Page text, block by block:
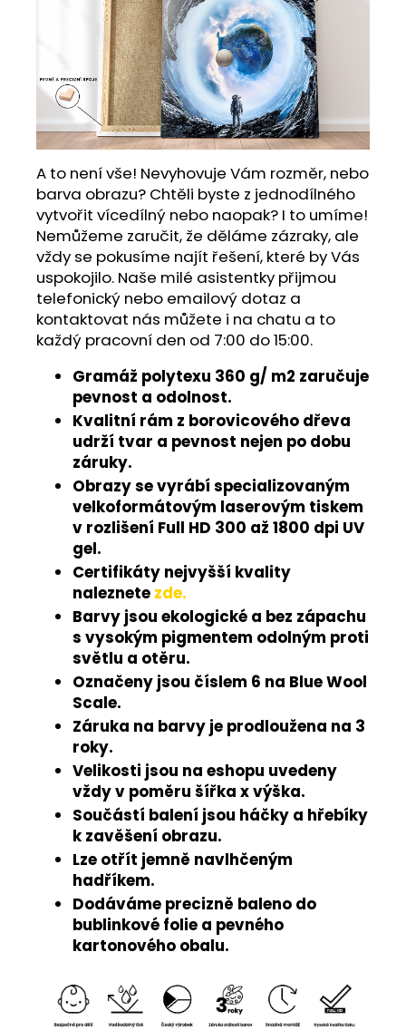
A to není vše! Nevyhovuje Vám rozměr, nebo
barva obrazu? Chtěli byste z jednodílného
vytvořit vícedílný nebo naopak? I to umíme!
Nemůžeme zaručit, že děláme zázraky, ale
vždy se pokusíme najít řešení, které by Vás
uspokojilo. Naše milé asistentky přijmou
telefonický nebo emailový dotaz a
kontaktovat nás můžete i na chatu a to
každý pracovní den od 7:00 do 15:00.
Gramáž polytexu 360 g/ m2 zaručuje
pevnost a odolnost.
Kvalitní rám z borovicového dřeva
udrží tvar a pevnost nejen po dobu
záruky.
Obrazy se vyrábí specializovaným
velkoformátovým laserovým tiskem
v rozlišení Full HD 300 až 1800 dpi UV
gel.
Certifikáty nejvyšší kvality
naleznete zde.
Barvy jsou ekologické a bez zápachu
s vysokým pigmentem odolným proti
světlu a otěru.
Označeny jsou číslem 6 na Blue Wool
Scale.
Záruka na barvy je prodloužena na 3
roky.
Velikosti jsou na eshopu uvedeny
vždy v poměru šířka x výška.
Součástí balení jsou háčky a hřebíky
k zavěšení obrazu.
Lze otřít jemně navlhčeným
hadříkem.
Dodáváme precizně baleno do
bublinkové folie a pevného
kartonového obalu.